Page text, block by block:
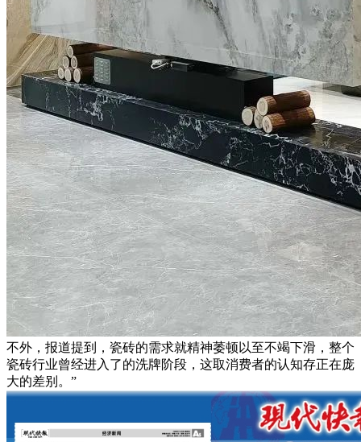
不外，报道提到，瓷砖的需求就精神萎顿以至不竭下滑，整个
瓷砖行业曾经进入了的洗牌阶段，这取消费者的认知存正在庞
大的差别。”